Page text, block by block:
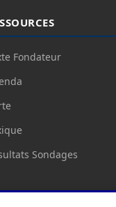
Fondateur
Sondages